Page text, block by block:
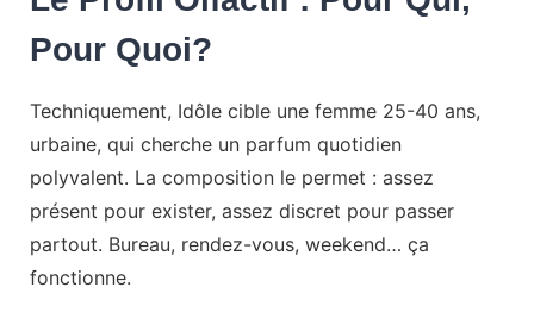
Pour Quoi?
Techniquement, Idôle cible une femme 25-40 ans,
urbaine, qui cherche un parfum quotidien
polyvalent. La composition le permet : assez
présent pour exister, assez discret pour passer
partout. Bureau, rendez-vous, weekend… ça
fonctionne.